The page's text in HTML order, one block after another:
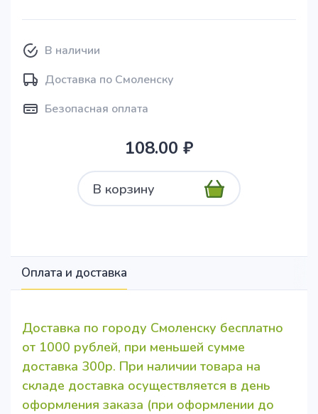
В наличии
Доставка по Смоленску
Безопасная оплата
108.00 ₽
В корзину
Оплата и доставка
Доставка по городу Смоленску бесплатно
от 1000 рублей, при меньшей сумме
доставка 300р. При наличии товара на
складе доставка осуществляется в день
оформления заказа (при оформлении до